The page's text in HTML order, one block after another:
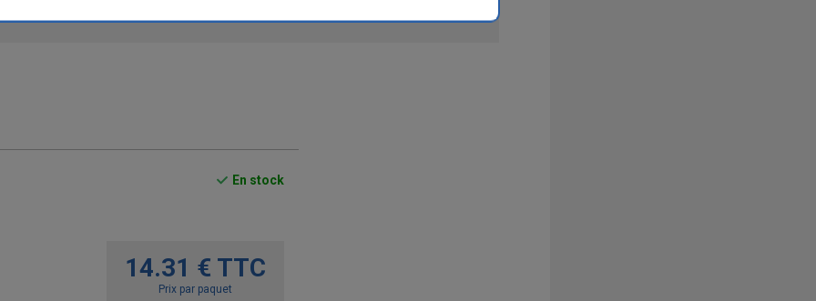
médecin. Si vous souffrez d'incontinence, consultez votre médecin traitant ou un
En stock
14.31 € TTC
Prix par paquet